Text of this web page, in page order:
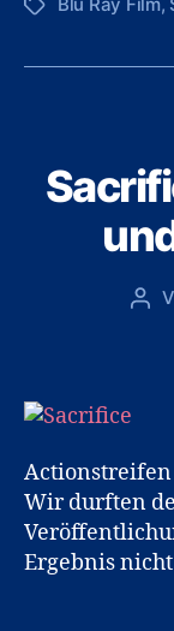
Schlagwörter
Actionstreifen
Wir durften
Ergebnis